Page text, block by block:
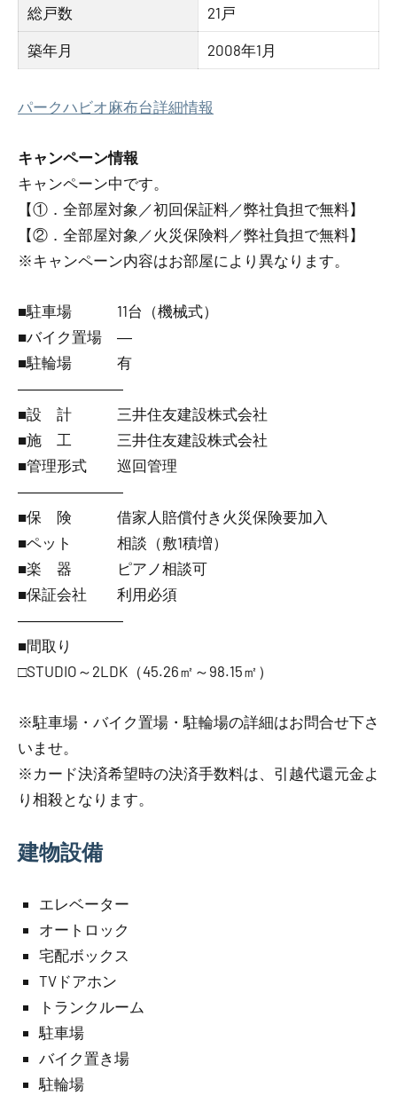
総戸数 21戸
築年月 2008年1月
パークハビオ麻布台詳細情報
キャンペーン情報
キャンペーン中です。
【①．全部屋対象／初回保証料／弊社負担で無料】
【②．全部屋対象／火災保険料／弊社負担で無料】
※キャンペーン内容はお部屋により異なります。
■駐車場 11台（機械式）
■バイク置場 ―
■駐輪場 有
―――――――
■設 計 三井住友建設株式会社
■施 工 三井住友建設株式会社
■管理形式 巡回管理
―――――――
■保 険 借家人賠償付き火災保険要加入
■ペット 相談（敷1積増）
■楽 器 ピアノ相談可
■保証会社 利用必須
―――――――
■間取り
□STUDIO～2LDK（45.26㎡～98.15㎡）
※駐車場・バイク置場・駐輪場の詳細はお問合せ下さ
いませ。
※カード決済希望時の決済手数料は、引越代還元金よ
り相殺となります。
建物設備
エレベーター
オートロック
宅配ボックス
TVドアホン
トランクルーム
駐車場
バイク置き場
駐輪場